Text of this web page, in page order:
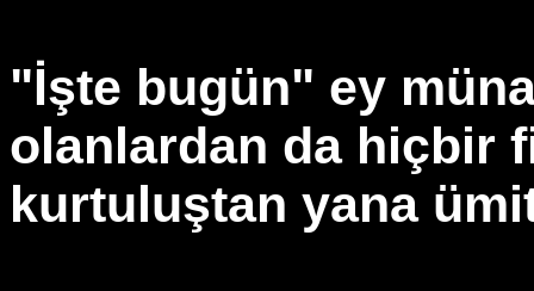
"İşte bugün" ey
olanlardan da hiçbir
kurtuluştan yana